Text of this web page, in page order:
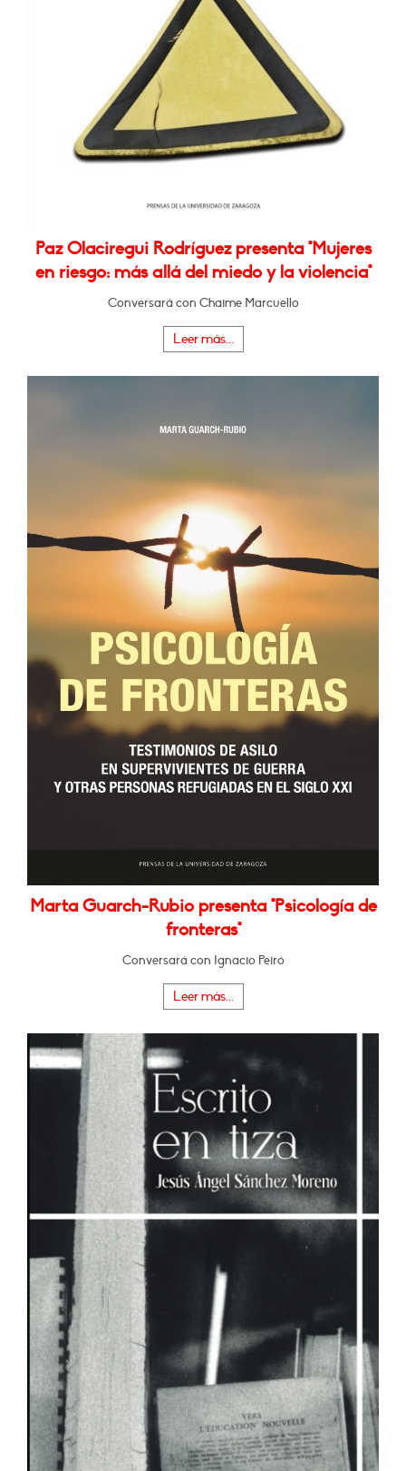
Paz Olaciregui Rodríguez presenta "Mujeres
en riesgo: más allá del miedo y la violencia"
Conversará con Chaime Marcuello
Leer más...
Marta Guarch-Rubio presenta "Psicología de
fronteras"
Conversará con Ignacio Peiró
Leer más...